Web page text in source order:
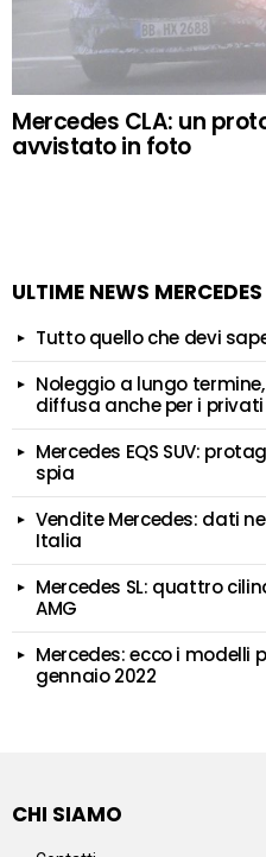
Mercedes CLA: un
avvistato in foto
ULTIME NEWS MERCEDES
Tutto quello che devi
Noleggio a lungo
diffusa anche per i privati
Mercedes EQS SUV:
spia
Vendite Mercedes: dati
Italia
Mercedes SL: quattro
AMG
Mercedes: ecco i modelli
gennaio 2022
CHI SIAMO